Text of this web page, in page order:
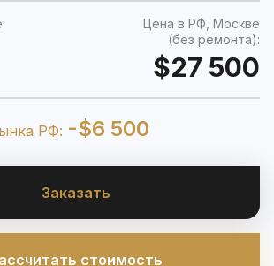
Цена в РФ, Москве
(без ремонта):
$27 500
РФ: -$6 500
Заказать
стоимость